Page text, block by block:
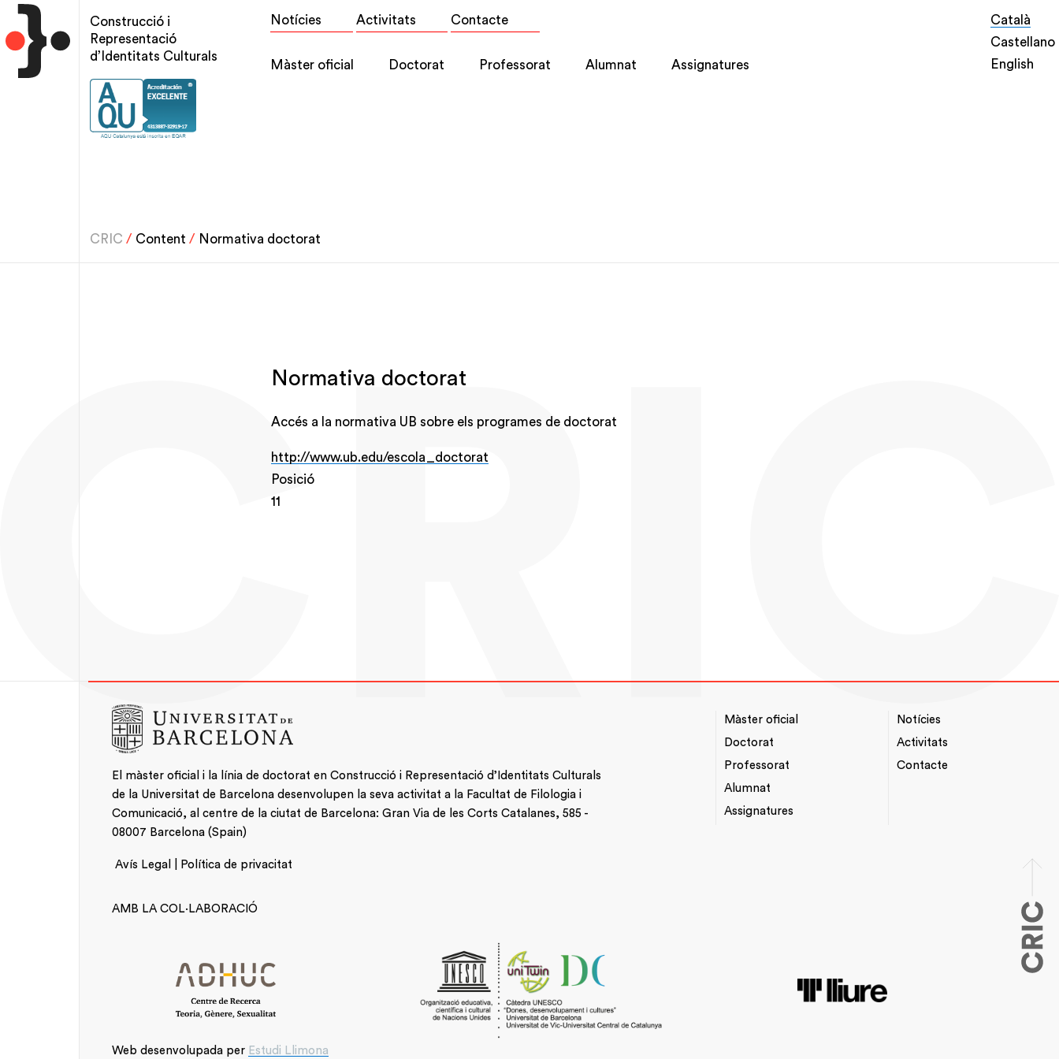
Vés
al
contingut
Construcció i
Representació
d’Identitats Culturals
Top
Notícies Activitats Contacte
Main
Màster oficial Doctorat Professorat Alumnat Assignatures
Català
Castellano
English
CRIC / Content/ Normativa doctorat
Normativa doctorat
Accés a la normativa UB sobre els programes de doctorat
http://www.ub.edu/escola_doctorat
Posició
11
El màster oficial i la línia de doctorat en Construcció i Representació d’Identitats Culturals
de la Universitat de Barcelona desenvolupen la seva activitat a la Facultat de Filologia i
Comunicació, al centre de la ciutat de Barcelona: Gran Via de les Corts Catalanes, 585 -
08007 Barcelona (Spain)
Avís Legal | Política de privacitat
NAVEGACIÓ
PRINCIPAL
Màster oficial
Doctorat
Professorat
Alumnat
Assignatures
*TOP
MENU
Notícies
Activitats
Contacte
AMB LA COL·LABORACIÓ
Web desenvolupada per Estudi Llimona